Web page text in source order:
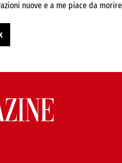
nuove e a me piace da